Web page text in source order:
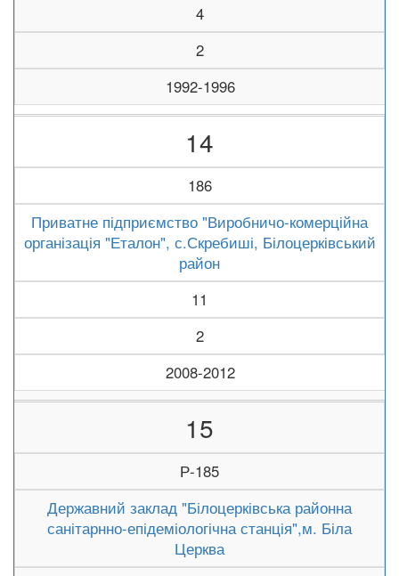
4
2
1992-1996
14
186
Приватне підприємство "Виробничо-комерційна
організація "Еталон", с.Скребиші, Білоцерківський
район
11
2
2008-2012
15
Р-185
Державний заклад "Білоцерківська районна
санітарнно-епідеміологічна станція",м. Біла
Церква